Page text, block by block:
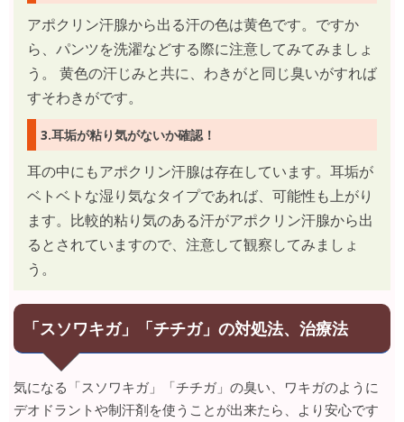
アポクリン汗腺から出る汗の色は黄色です。ですか
ら、パンツを洗濯などする際に注意してみてみましょ
う。 黄色の汗じみと共に、わきがと同じ臭いがすれば
すそわきがです。
3.耳垢が粘り気がないか確認！
耳の中にもアポクリン汗腺は存在しています。耳垢が
ベトベトな湿り気なタイプであれば、可能性も上がり
ます。比較的粘り気のある汗がアポクリン汗腺から出
るとされていますので、注意して観察してみましょ
う。
「スソワキガ」「チチガ」の対処法、治療法
気になる「スソワキガ」「チチガ」の臭い、ワキガのように
デオドラントや制汗剤を使うことが出来たら、より安心です